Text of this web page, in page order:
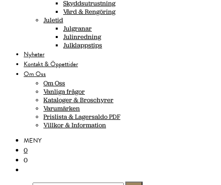
Skyddsutrustning
Vård & Rengöring
Juletid
Julgranar
Julinredning
Julklappstips
Nyheter
Kontakt & Öppettider
Om Oss
Om Oss
Vanliga frågor
Kataloger & Broschyrer
Varumärken
Prislista & Lagersaldo PDF
Villkor & Information
MENY
0
0